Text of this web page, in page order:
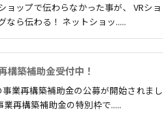
ョップで伝わらなかった事が、 VRショ
なら伝わる！ ネットショッ.....
構築補助金受付中！
事業再構築補助金の公募が開始されまし
再構築補助金の特別枠で.....